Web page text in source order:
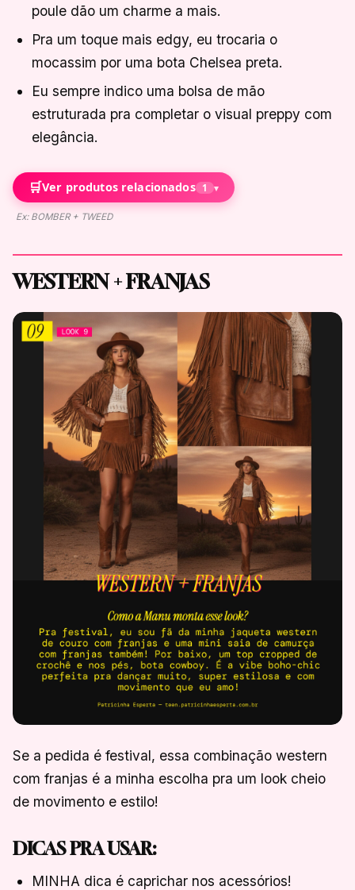
poule dão um charme a mais.
Pra um toque mais edgy, eu trocaria o
mocassim por uma bota Chelsea preta.
Eu sempre indico uma bolsa de mão
estruturada pra completar o visual preppy com
elegância.
🛒Ver produtos relacionados 1 ▾
Ex: BOMBER + TWEED
WESTERN + FRANJAS
Se a pedida é festival, essa combinação western
com franjas é a minha escolha pra um look cheio
de movimento e estilo!
DICAS PRA USAR:
MINHA dica é caprichar nos acessórios!